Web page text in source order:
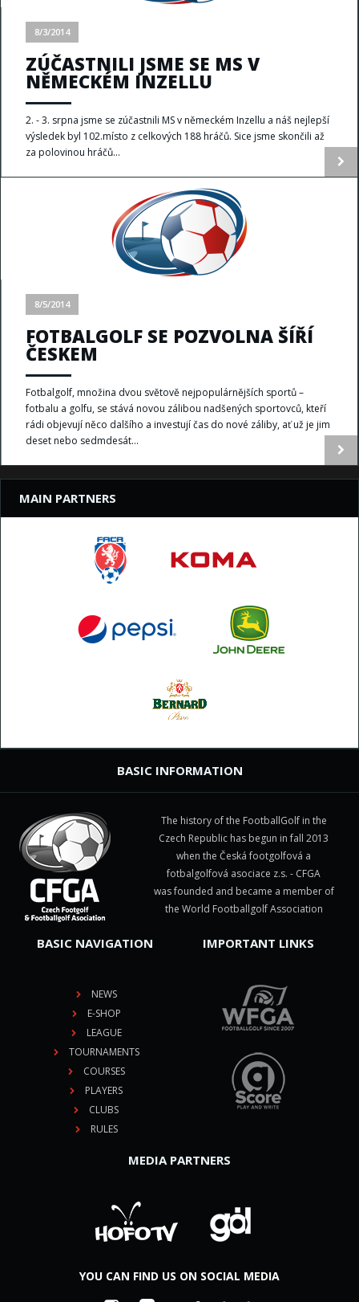
8/3/2014
ZÚČASTNILI JSME SE MS V
NĚMECKÉM INZELLU
2. - 3. srpna jsme se zúčastnili MS v německém Inzellu a náš nejlepší
výsledek byl 102.místo z celkových 188 hráčů. Sice jsme skončili až
za polovinou hráčů...
8/5/2014
FOTBALGOLF SE POZVOLNA ŠÍŘÍ
ČESKEM
Fotbalgolf, množina dvou světově nejpopulárnějších sportů –
fotbalu a golfu, se stává novou zálibou nadšených sportovců, kteří
rádi objevují něco dalšího a investují čas do nové záliby, ať už je jim
deset nebo sedmdesát...
MAIN PARTNERS
BASIC INFORMATION
The history of the FootballGolf in the
Czech Republic has begun in fall 2013
when the Česká footgolfová a
fotbalgolfová asociace z.s. - CFGA
was founded and became a member of
the World Footballgolf Association
BASIC NAVIGATION
NEWS
E-SHOP
LEAGUE
TOURNAMENTS
COURSES
PLAYERS
CLUBS
RULES
IMPORTANT LINKS
MEDIA PARTNERS
YOU CAN FIND US ON SOCIAL MEDIA